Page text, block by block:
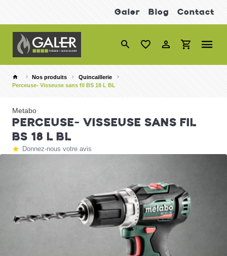
Galer Blog Contact
Nos produits
Quincaillerie
Perceuse- Visseuse sans fil BS 18 L BL
Metabo
PERCEUSE- VISSEUSE SANS FIL
BS 18 L BL
Donnez-nous votre avis